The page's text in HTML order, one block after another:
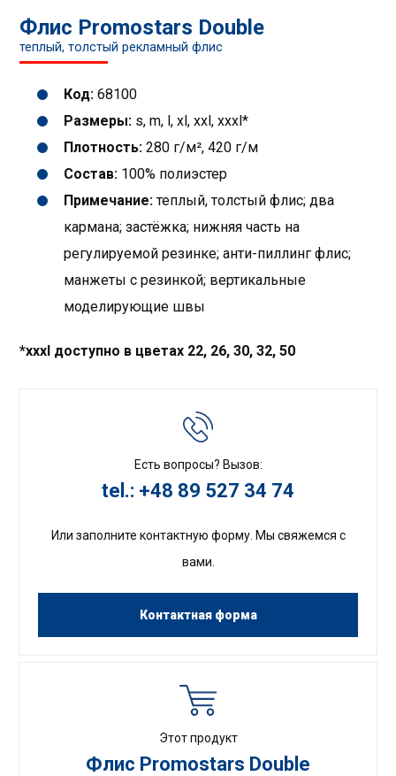
Флис Promostars Double
теплый, толстый рекламный флис
Код: 68100
Размеры: s, m, l, xl, xxl, xxxl*
Плотность: 280 г/м², 420 г/м
Состав: 100% полиэстер
Примечание: теплый, толстый флис; два
кармана; застёжка; нижняя часть на
регулируемой резинке; анти-пиллинг флис;
манжеты с резинкой; вертикальные
моделирующие швы
*xxxl доступно в цветах 22, 26, 30, 32, 50
Есть вопросы? Вызов:
tel.: +48 89 527 34 74
Или заполните контактную форму. Мы свяжемся с
вами.
Контактная форма
Этот продукт
Флис Promostars Double